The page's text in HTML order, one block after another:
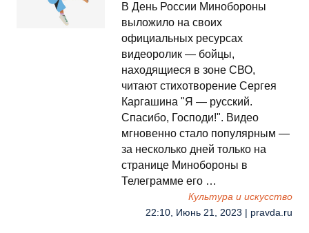
В День России Минобороны
выложило на своих
официальных ресурсах
видеоролик — бойцы,
находящиеся в зоне СВО,
читают стихотворение Сергея
Каргашина "Я — русский.
Спасибо, Господи!". Видео
мгновенно стало популярным —
за несколько дней только на
странице Минобороны в
Телеграмме его …
Культура и искусство
22:10, Июнь 21, 2023 | pravda.ru